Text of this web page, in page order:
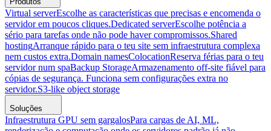
Virtual serverEscolhe as características que precisas e encomenda o
servidor em poucos cliques.Dedicated serverEscolhe potência a
sério para tarefas onde não pode haver compromissos.Shared
hostingArranque rápido para o teu site sem infraestrutura complexa
nem custos extra.Domain namesColocationReserva férias para o teu
servidor num spaBackup StorageArmazenamento off-site fiável para
cópias de segurança. Funciona sem configurações extra no
servidor.S3-like object storage
Soluções
Infraestrutura GPU sem gargalosPara cargas de AI, ML,